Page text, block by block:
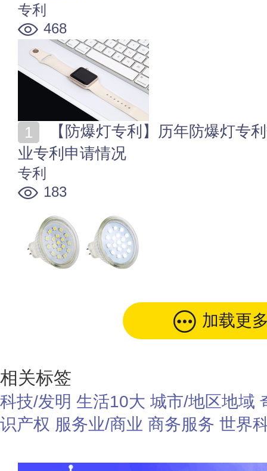
专利
468
业专利申请情况
专利
183
加载更
相关标签
科技/发明 生活10大 城市/地区地域
识产权 服务业/商业 商务服务 世界